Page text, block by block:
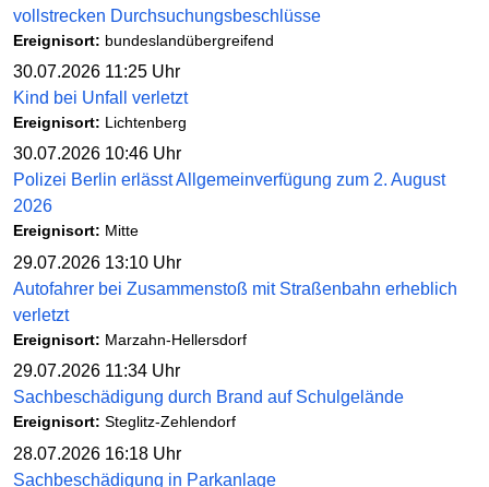
vollstrecken Durchsuchungsbeschlüsse
Ereignisort: bundeslandübergreifend
30.07.2026 11:25 Uhr
Kind bei Unfall verletzt
Ereignisort: Lichtenberg
30.07.2026 10:46 Uhr
Polizei Berlin erlässt Allgemeinverfügung zum 2. August
2026
Ereignisort: Mitte
29.07.2026 13:10 Uhr
Autofahrer bei Zusammenstoß mit Straßenbahn erheblich
verletzt
Ereignisort: Marzahn-Hellersdorf
29.07.2026 11:34 Uhr
Sachbeschädigung durch Brand auf Schulgelände
Ereignisort: Steglitz-Zehlendorf
28.07.2026 16:18 Uhr
Sachbeschädigung in Parkanlage